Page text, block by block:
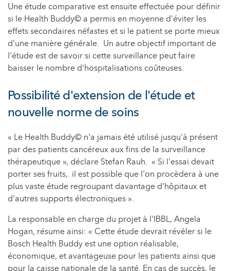
Une étude comparative est ensuite effectuée pour définir
si le Health Buddy© a permis en moyenne d'éviter les
effets secondaires néfastes et si le patient se porte mieux
d'une manière générale. Un autre objectif important de
l'étude est de savoir si cette surveillance peut faire
baisser le nombre d'hospitalisations coûteuses.
Possibilité d'extension de l'étude et
nouvelle norme de soins
« Le Health Buddy© n'a jamais été utilisé jusqu'à présent
par des patients cancéreux aux fins de la surveillance
thérapeutique », déclare Stefan Rauh. « Si l'essai devait
porter ses fruits, il est possible que l'on procèdera à une
plus vaste étude regroupant davantage d'hôpitaux et
d'autres supports électroniques ».
La responsable en charge du projet à l'IBBL, Angela
Hogan, résume ainsi: « Cette étude devrait révéler si le
Bosch Health Buddy est une option réalisable,
économique, et avantageuse pour les patients ainsi que
pour la caisse nationale de la santé. En cas de succès, le